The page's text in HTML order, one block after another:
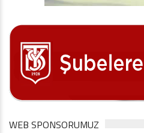
WEB SPONSORUMUZ